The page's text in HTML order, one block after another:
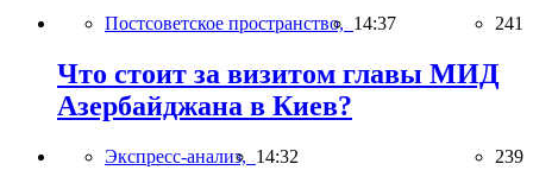
Постсоветское пространство, 14:37 241
Что стоит за визитом главы МИД
Азербайджана в Киев?
Экспресс-анализ, 14:32 239